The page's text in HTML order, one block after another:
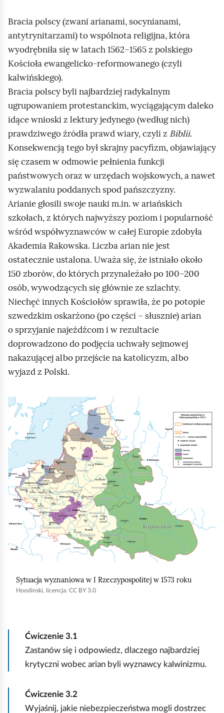
Bracia polscy (zwani arianami, socynianami,
antytrynitarzami) to wspólnota religijna, która
wyodrębniła się w latach 1562–1565 z polskiego
Kościoła ewangelicko‑reformowanego (czyli
kalwińskiego).
Bracia polscy byli najbardziej radykalnym
ugrupowaniem protestanckim, wyciągającym daleko
idące wnioski z lektury jedynego (według nich)
prawdziwego źródła prawd wiary, czyli z Biblii.
Konsekwencją tego był skrajny pacyfizm, objawiający
się czasem w odmowie pełnienia funkcji
państwowych oraz w urzędach wojskowych, a nawet
wyzwalaniu poddanych spod pańszczyzny.
Arianie głosili swoje nauki m.in. w ariańskich
szkołach, z których najwyższy poziom i popularność
wśród współwyznawców w całej Europie zdobyła
Akademia Rakowska. Liczba arian nie jest
ostatecznie ustalona. Uważa się, że istniało około
150 zborów, do których przynależało po 100–200
osób, wywodzących się głównie ze szlachty.
Niechęć innych Kościołów sprawiła, że po potopie
szwedzkim oskarżono (po części – słusznie) arian
o sprzyjanie najeźdźcom i w rezultacie
doprowadzono do podjęcia uchwały sejmowej
nakazującej albo przejście na katolicyzm, albo
wyjazd z Polski.
K
i
k
i
j
y
Sytuacja wyznaniowa w I Rzeczypospolitej w 1573 roku
Hoodinski, licencja: CC BY 3.0
Ćwiczenie 3.1
Zastanów się i odpowiedz, dlaczego najbardziej
krytyczni wobec arian byli wyznawcy kalwinizmu.
Ćwiczenie 3.2
Wyjaśnij, jakie niebezpieczeństwa mogli dostrzec